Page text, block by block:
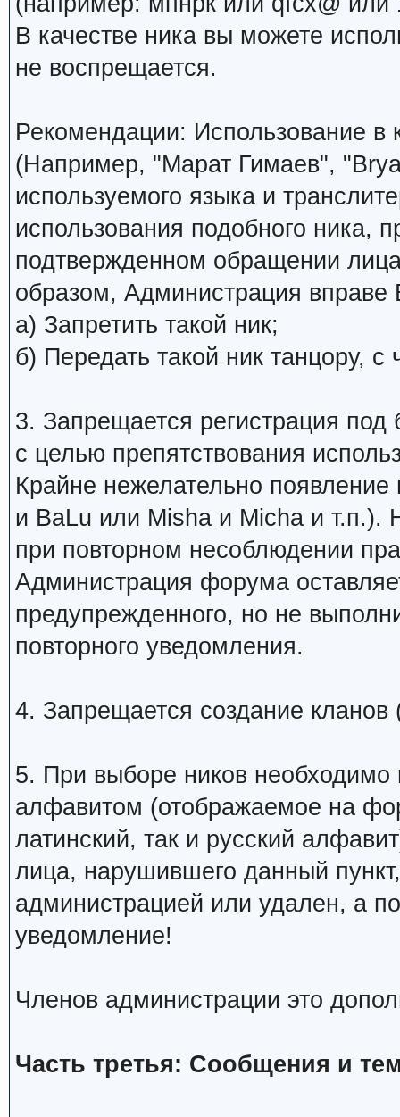
В качестве ника вы можете
не воспрещается.
Рекомендации: Использование в
(Например, "Марат Гимаев",
используемого языка и
использования подобного ника,
подтвержденном обращении
образом, Администрация
а) Запретить такой ник;
б) Передать такой ник танцору,
3. Запрещается регистрация
с целью препятствования
Крайне нежелательно
и BaLu или Misha и Micha и т.п.).
при повторном несоблюдении
Администрация форума
предупрежденного, но не
повторного уведомления.
4. Запрещается создание
5. При выборе ников необходимо
алфавитом (отображаемое на
латинский, так и русский
лица, нарушившего данный
администрацией или удален, а
уведомление!
Членов администрации это
Часть третья: Сообщения и